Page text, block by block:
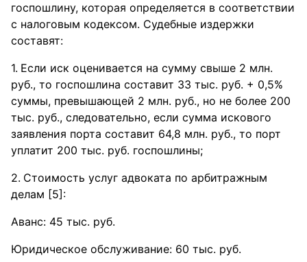
госпошлину, которая определяется в соответствии
с налоговым кодексом. Судебные издержки
составят:
Если иск оценивается на сумму свыше 2 млн.
руб., то госпошлина составит 33 тыс. руб. + 0,5%
суммы, превышающей 2 млн. руб., но не более 200
тыс. руб., следовательно, если сумма искового
заявления порта составит 64,8 млн. руб., то порт
уплатит 200 тыс. руб. госпошлины;
Стоимость услуг адвоката по арбитражным
делам [5]:
Аванс: 45 тыс. руб.
Юридическое обслуживание: 60 тыс. руб.